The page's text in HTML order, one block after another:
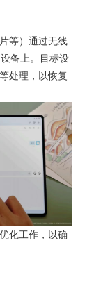
等）通过无线
备上。目标设
处理，以恢复
化工作，以确